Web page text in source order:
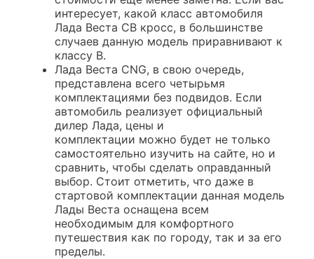
интересует, какой класс автомобиля
Лада Веста СВ кросс, в большинстве
случаев данную модель приравнивают к
классу В.
Лада Веста CNG, в свою очередь,
представлена всего четырьмя
комплектациями без подвидов. Если
автомобиль реализует официальный
дилер Лада, цены и
комплектации можно будет не только
самостоятельно изучить на сайте, но и
сравнить, чтобы сделать оправданный
выбор. Стоит отметить, что даже в
стартовой комплектации данная модель
Лады Веста оснащена всем
необходимым для комфортного
путешествия как по городу, так и за его
пределы.